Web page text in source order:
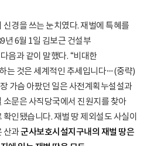
경을 쓰는 눈치였다. 재벌에 특혜를
년 6월 1일 김보근 건설부
는 것은 세계적인 추세입니다…(중략)
가슴 아팠던 일은 사전계획누설설과
인됐습니다. 재벌 땅 제외설도 사실이
산과군사보호시설지구내의 재벌 땅은